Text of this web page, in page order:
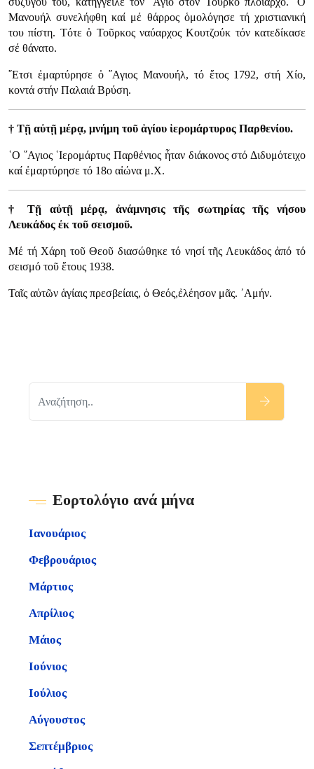
Μανουήλ συνελήφθη καί μέ θάρρος ὁμολόγησε τή χριστιανική
του πίστη. Τότε ὁ Τοῦρκος ναύαρχος Κουτζούκ τόν κατεδίκασε
σέ θάνατο.
῎Ετσι ἐμαρτύρησε ὁ ῞Αγιος Μανουήλ, τό ἔτος 1792, στή Χίο,
κοντά στήν Παλαιά Βρύση.
† Τῇ αὐτῇ μέρᾳ, μνήμη τοῦ ἁγίου ἱερομάρτυρος Παρθενίου.
῾Ο ῞Αγιος ῾Ιερομάρτυς Παρθένιος ἦταν διάκονος στό Διδυμότειχο
καί ἐμαρτύρησε τό 18ο αἰώνα μ.Χ.
† Τῇ αὐτῇ μέρᾳ, ἀνάμνησις τῆς σωτηρίας τῆς νήσου
Λευκάδος ἐκ τοῦ σεισμοῦ.
Μέ τή Χάρη τοῦ Θεοῦ διασώθηκε τό νησί τῆς Λευκάδος ἀπό τό
σεισμό τοῦ ἔτους 1938.
Ταῖς αὐτῶν ἁγίαις πρεσβείαις, ὁ Θεός,ἐλέησον μᾶς. ᾿Αμήν.
Εορτολόγιο ανά μήνα
Ιανουάριος
Φεβρουάριος
Μάρτιος
Απρίλιος
Μάιος
Ιούνιος
Ιούλιος
Αύγουστος
Σεπτέμβριος